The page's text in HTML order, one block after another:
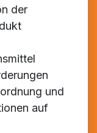
der
und
auf